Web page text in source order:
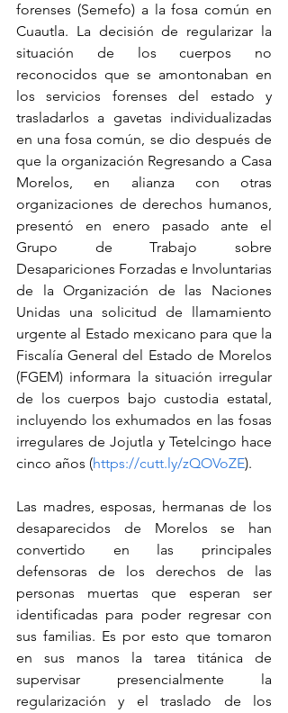
forenses (Semefo) a la fosa común en
Cuautla. La decisión de regularizar la
situación de los cuerpos no
reconocidos que se amontonaban en
los servicios forenses del estado y
trasladarlos a gavetas individualizadas
en una fosa común, se dio después de
que la organización Regresando a Casa
Morelos, en alianza con otras
organizaciones de derechos humanos,
presentó en enero pasado ante el
Grupo de Trabajo sobre
Desapariciones Forzadas e Involuntarias
de la Organización de las Naciones
Unidas una solicitud de llamamiento
urgente al Estado mexicano para que la
Fiscalía General del Estado de Morelos
(FGEM) informara la situación irregular
de los cuerpos bajo custodia estatal,
incluyendo los exhumados en las fosas
irregulares de Jojutla y Tetelcingo hace
cinco años (https://cutt.ly/zQOVoZE).
Las madres, esposas, hermanas de los
desaparecidos de Morelos se han
convertido en las principales
defensoras de los derechos de las
personas muertas que esperan ser
identificadas para poder regresar con
sus familias. Es por esto que tomaron
en sus manos la tarea titánica de
supervisar presencialmente la
regularización y el traslado de los